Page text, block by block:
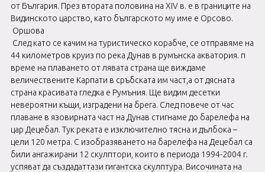
от България. През втората половина на ХІV в. е в границите на
Видинското царство, като българското му име е Орсово.
Оршова
След като се качим на туристическо корабче, се отправяме на
44 километров круиз по река Дунав в румънска акватория. п
време на плаването от лявата страна ще виждаме
величествените Карпати в сръбската им част,а от дясната
страна красивата гледка е Румъния. Ще видим десетки
невероятни къщи, изградени на брега. След повече от час
плаване в язовирната част на Дунав стигнаме до барелефа на
цар Децебал. Тук реката е изключително тясна и дълбока –
цели 120 метра. С изобразяването на барелефа на Децебал са
били ангажирани 12 скулптори, които в периода 1994-2004 г.
успяват да създадаттази гигантска скулптура. Височината на